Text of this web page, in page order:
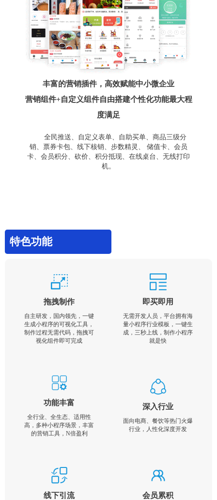
丰富的营销插件，高效赋能中小微企业
营销组件+自定义组件自由搭建个性化功能最大程
度满足
全民推送、自定义表单、自助买单、商品三级分
销、票券卡包、线下核销、步数精灵、 储值卡、会员
卡、会员积分、砍价、积分抵现、在线桌台、无线打印
机。
特色功能
拖拽制作
自主研发，国内领先，一键
生成小程序的可视化工具，
制作过程无需代码，拖拽可
视化组件即可完成
即买即用
无需开发人员，平台拥有海
量小程序行业模板，一键生
成，三秒上线，制作小程序
就是快
功能丰富
全行业、全生态、适用性
高，多种小程序场景，丰富
的营销工具，N倍盈利
深入行业
面向电商、餐饮等热门火爆
行业，人性化深度开发
线下引流 会员累积